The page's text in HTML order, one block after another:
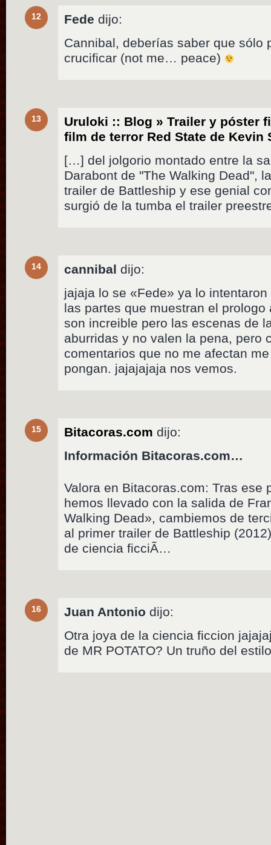
12 Fede dijo:
Cannibal, deberías saber que sólo
crucificar (not me… peace)
13
Uruloki :: Blog » Trailer y póster
film de terror Red State de
[…] del jolgorio montado entre la
Darabont de "The Walking Dead",
trailer de Battleship y ese genial
surgió de la tumba el trailer
14 cannibal dijo:
jajaja lo se «Fede» ya lo
las partes que muestran el
son increible pero las escenas de
aburridas y no valen la pena, pero
comentarios que no me afectan
pongan. jajajajaja nos vemos.
15 Bitacoras.com dijo:
Información Bitacoras.com…
Valora en Bitacoras.com: Tras ese
hemos llevado con la salida de
Walking Dead», cambiemos de
al primer trailer de Battleship
de ciencia ficciÃ…
16 Juan Antonio dijo:
Otra joya de la ciencia ficcion
de MR POTATO? Un truño del